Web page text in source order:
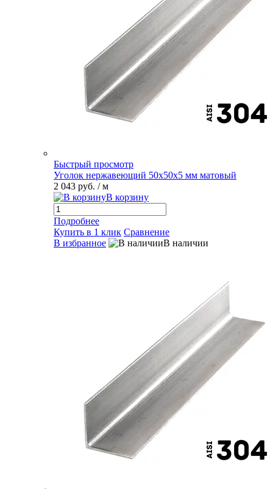
Быстрый просмотр
Уголок нержавеющий 50х50х5 мм матовый
2 043 руб. / м
В корзину
Подробнее
Купить в 1 клик Сравнение
В избранное
В наличии